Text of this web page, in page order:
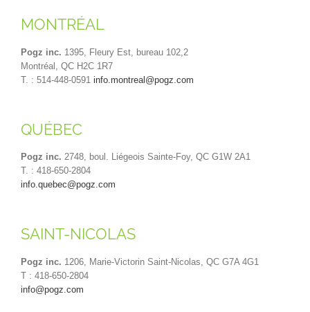
MONTRÉAL
Pogz inc. 1395, Fleury Est, bureau 102,2
Montréal, QC H2C 1R7
T. : 514-448-0591 info.montreal@pogz.com
QUÉBEC
Pogz inc. 2748, boul. Liégeois Sainte-Foy, QC G1W 2A1
T. : 418-650-2804
info.quebec@pogz.com
SAINT-NICOLAS
Pogz inc. 1206, Marie-Victorin Saint-Nicolas, QC G7A 4G1
T : 418-650-2804
info@pogz.com